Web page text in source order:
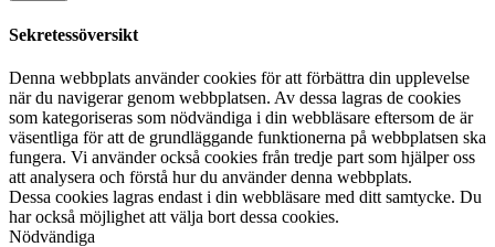
Sekretessöversikt
Denna webbplats använder cookies för att förbättra din upplevelse
när du navigerar genom webbplatsen. Av dessa lagras de cookies
som kategoriseras som nödvändiga i din webbläsare eftersom de är
väsentliga för att de grundläggande funktionerna på webbplatsen ska
fungera. Vi använder också cookies från tredje part som hjälper oss
att analysera och förstå hur du använder denna webbplats.
Dessa cookies lagras endast i din webbläsare med ditt samtycke. Du
har också möjlighet att välja bort dessa cookies.
Nödvändiga